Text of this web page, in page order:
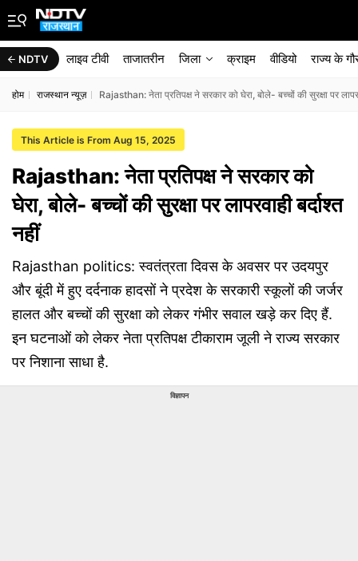
NDTV लाइव टीवी ताजातरीन जिला क्राइम वीडियो राज्‍य के
होम राजस्थान न्यूज़ Rajasthan: नेता प्रतिपक्ष ने सरकार को घेरा, बोले- बच्चों की सुरक्षा पर
This Article is From Aug 15, 2025
Rajasthan: नेता प्रतिपक्ष ने सरकार को
घेरा, बोले- बच्चों की सुरक्षा पर लापरवाही बर्दाश्त
नहीं
Rajasthan politics: स्वतंत्रता दिवस के अवसर पर उदयपुर
और बूंदी में हुए दर्दनाक हादसों ने प्रदेश के सरकारी स्कूलों की जर्जर
हालत और बच्चों की सुरक्षा को लेकर गंभीर सवाल खड़े कर दिए हैं.
इन घटनाओं को लेकर नेता प्रतिपक्ष टीकाराम जूली ने राज्य सरकार
पर निशाना साधा है.
विज्ञापन